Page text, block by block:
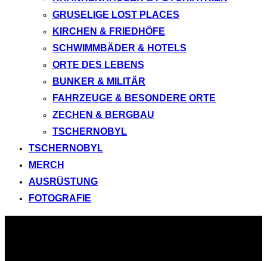
GRUSELIGE LOST PLACES
KIRCHEN & FRIEDHÖFE
SCHWIMMBÄDER & HOTELS
ORTE DES LEBENS
BUNKER & MILITÄR
FAHRZEUGE & BESONDERE ORTE
ZECHEN & BERGBAU
TSCHERNOBYL
TSCHERNOBYL
MERCH
AUSRÜSTUNG
FOTOGRAFIE